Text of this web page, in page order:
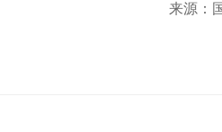
来源：国